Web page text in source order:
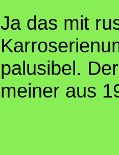
Ja das mit
palusibel.
meiner aus